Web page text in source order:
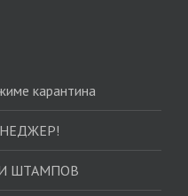
карантина
ШТАМПОВ